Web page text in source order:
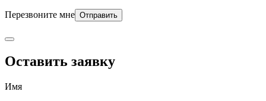
Перезвоните мне
Оставить заявку
Имя